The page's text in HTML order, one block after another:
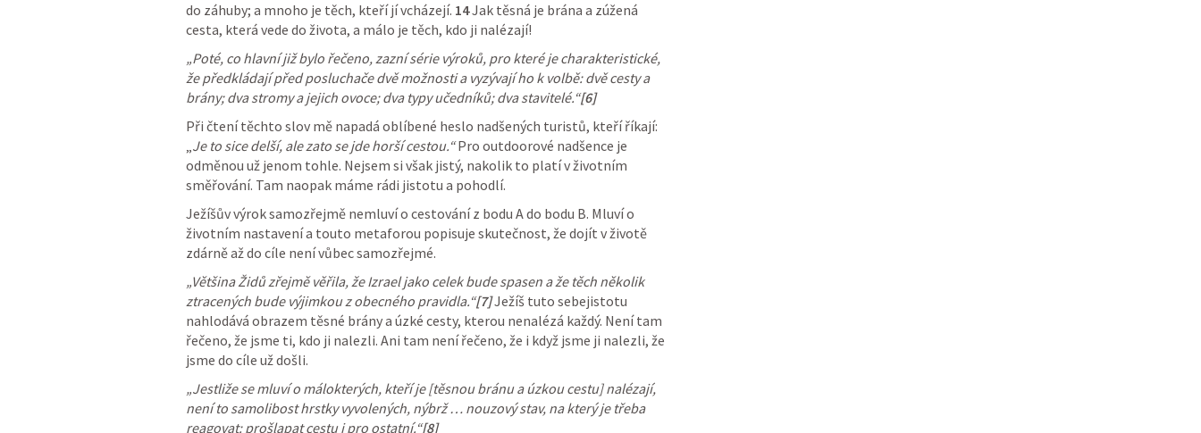
do záhuby; a mnoho je těch, kteří jí vcházejí. 14 Jak těsná je brána a zúžená
cesta, která vede do života, a málo je těch, kdo ji nalézají!
„Poté, co hlavní již bylo řečeno, zazní série výroků, pro které je charakteristické,
že předkládají před posluchače dvě možnosti a vyzývají ho k volbě: dvě cesty a
brány; dva stromy a jejich ovoce; dva typy učedníků; dva stavitelé.“[6]
Při čtení těchto slov mě napadá oblíbené heslo nadšených turistů, kteří říkají:
„Je to sice delší, ale zato se jde horší cestou.“ Pro outdoorové nadšence je
odměnou už jenom tohle. Nejsem si však jistý, nakolik to platí v životním
směřování. Tam naopak máme rádi jistotu a pohodlí.
Ježíšův výrok samozřejmě nemluví o cestování z bodu A do bodu B. Mluví o
životním nastavení a touto metaforou popisuje skutečnost, že dojít v životě
zdárně až do cíle není vůbec samozřejmé.
„Většina Židů zřejmě věřila, že Izrael jako celek bude spasen a že těch několik
ztracených bude výjimkou z obecného pravidla.“[7]Ježíš tuto sebejistotu
nahlodává obrazem těsné brány a úzké cesty, kterou nenalézá každý. Není tam
řečeno, že jsme ti, kdo ji nalezli. Ani tam není řečeno, že i když jsme ji nalezli, že
jsme do cíle už došli.
„Jestliže se mluví o málokterých, kteří je [těsnou bránu a úzkou cestu] nalézají,
není to samolibost hrstky vyvolených, nýbrž … nouzový stav, na který je třeba
reagovat: prošlapat cestu i pro ostatní.“[8]